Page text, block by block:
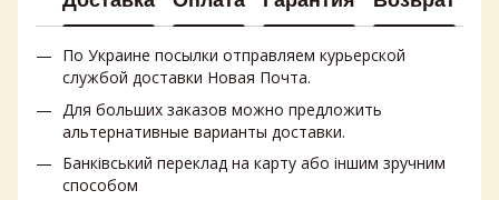
По Украине посылки отправляем курьерской
службой доставки Новая Почта.
Для больших заказов можно предложить
альтернативные варианты доставки.
Банківський переклад на карту або іншим зручним
способом